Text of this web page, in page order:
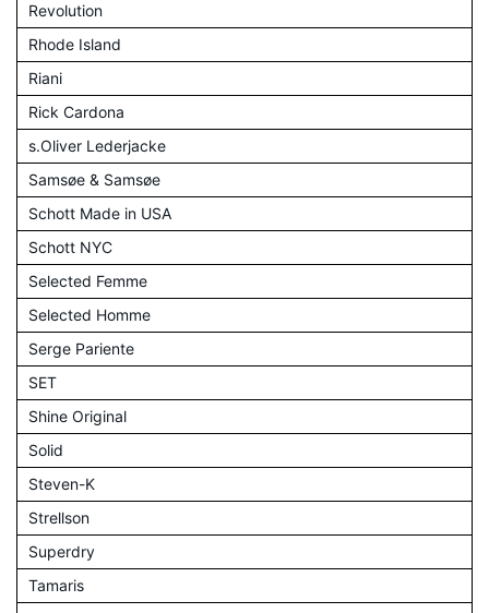
Revolution
Rhode Island
Riani
Rick Cardona
s.Oliver Lederjacke
Samsøe & Samsøe
Schott Made in USA
Schott NYC
Selected Femme
Selected Homme
Serge Pariente
SET
Shine Original
Solid
Steven-K
Strellson
Superdry
Tamaris